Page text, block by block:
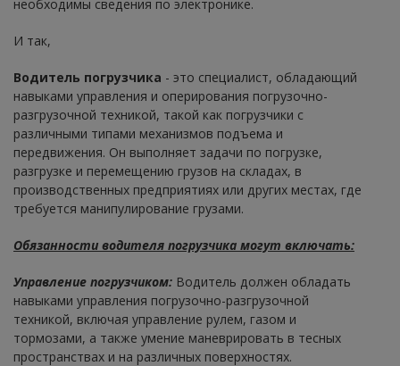
необходимы сведения по электронике.
И так,
Водитель погрузчика - это специалист, обладающий
навыками управления и оперирования погрузочно-
разгрузочной техникой, такой как погрузчики с
различными типами механизмов подъема и
передвижения. Он выполняет задачи по погрузке,
разгрузке и перемещению грузов на складах, в
производственных предприятиях или других местах, где
требуется манипулирование грузами.
Обязанности водителя погрузчика могут включать:
Управление погрузчиком: Водитель должен обладать
навыками управления погрузочно-разгрузочной
техникой, включая управление рулем, газом и
тормозами, а также умение маневрировать в тесных
пространствах и на различных поверхностях.